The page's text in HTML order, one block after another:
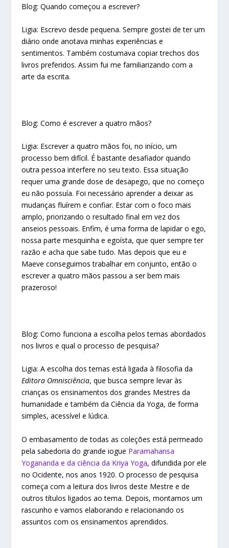
Blog: Quando começou a escrever?
Ligia: Escrevo desde pequena. Sempre gostei de ter um
diário onde anotava minhas experiências e
sentimentos. Também costumava copiar trechos dos
livros preferidos. Assim fui me familiarizando com a
arte da escrita.
Blog: Como é escrever a quatro mãos?
Ligia: Escrever a quatro mãos foi, no início, um
processo bem difícil. É bastante desafiador quando
outra pessoa interfere no seu texto. Essa situação
requer uma grande dose de desapego, que no começo
eu não possuía. Foi necessário aprender a deixar as
mudanças fluírem e confiar. Estar com o foco mais
amplo, priorizando o resultado final em vez dos
anseios pessoais. Enfim, é uma forma de lapidar o ego,
nossa parte mesquinha e egoísta, que quer sempre ter
razão e acha que sabe tudo. Mas depois que eu e
Maeve conseguimos trabalhar em conjunto, então o
escrever a quatro mãos passou a ser bem mais
prazeroso!
Blog: Como funciona a escolha pelos temas abordados
nos livros e qual o processo de pesquisa?
Ligia: A escolha dos temas está ligada à filosofia da
Editora Omnisciência, que busca sempre levar às
crianças os ensinamentos dos grandes Mestres da
humanidade e também da Ciência da Yoga, de forma
simples, acessível e lúdica.
O embasamento de todas as coleções está permeado
pela sabedoria do grande iogue Paramahansa
Yogananda e da ciência da Kriya Yoga, difundida por ele
no Ocidente, nos anos 1920. O processo de pesquisa
começa com a leitura dos livros deste Mestre e de
outros títulos ligados ao tema. Depois, montamos um
rascunho e vamos elaborando e relacionando os
assuntos com os ensinamentos aprendidos.